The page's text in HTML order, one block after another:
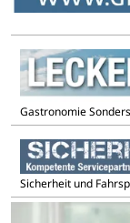
Gastronomie
Sicherheit und